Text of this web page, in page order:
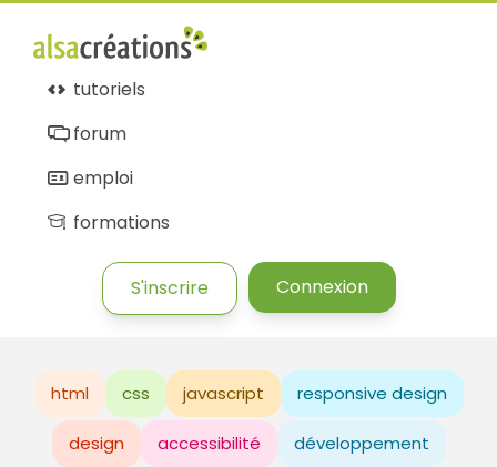
tutoriels
forum
emploi
formations
S'inscrire Connexion
html css javascript responsive design
design accessibilité développement